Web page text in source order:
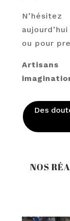
ou pour
Des
NOS